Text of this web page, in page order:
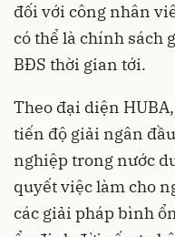
đối với công nhân
có thể là chính sách
BĐS thời gian tới.
Theo đại diện
tiến độ giải ngân
nghiệp trong nước
quyết việc làm cho
các giải pháp bình